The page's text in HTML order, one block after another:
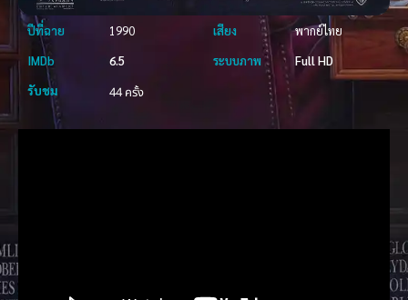
ปีที่ฉาย 1990 เสียง
พากย์ไทย
IMDb
6.5 ระบบภาพ
Full HD
รับชม
44 ครั้ง